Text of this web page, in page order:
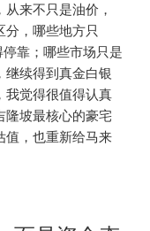
来不只是油价，
分，哪些地方只
靠；哪些市场只是
继续得到真金白银
我觉得很值得认真
隆坡最核心的豪宅
值，也重新给马来